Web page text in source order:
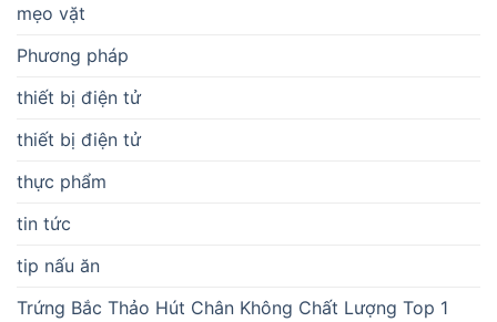
mẹo vặt
Phương pháp
thiết bị điện tử
thiết bị điện tử
thực phẩm
tin tức
tip nấu ăn
Trứng Bắc Thảo Hút Chân Không Chất Lượng Top 1